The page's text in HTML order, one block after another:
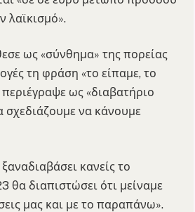
λαϊκισμό».
ως «σύνθημα» της πορείας
τη φράση «το είπαμε, το
ως «διαβατήριο
σχεδιάζουμε να κάνουμε
κανείς το
θα διαπιστώσει ότι μείναμε
μας και με το παραπάνω».